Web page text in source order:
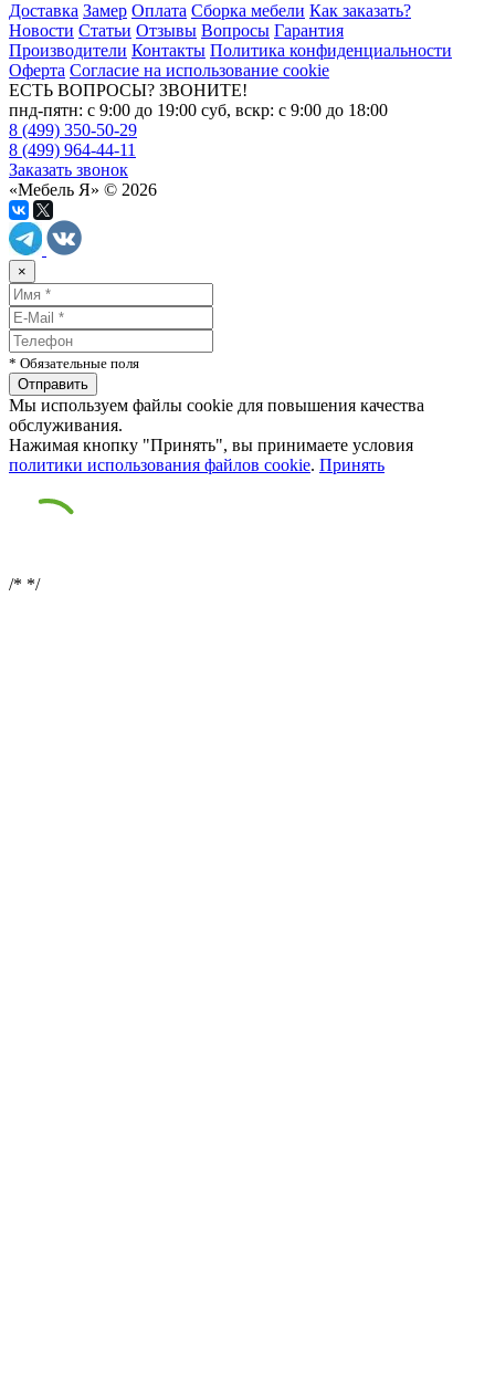
Доставка Замер Оплата Сборка мебели Как заказать?
Новости Статьи Отзывы Вопросы Гарантия
Производители Контакты Политика конфиденциальности
Оферта Согласие на использование cookie
ЕСТЬ ВОПРОСЫ? ЗВОНИТЕ!
пнд-пятн: с 9:00 до 19:00 суб, вскр: с 9:00 до 18:00
8 (499) 350-50-29
8 (499) 964-44-11
Заказать звонок
«Мебель Я» © 2026
×
* Обязательные поля
Мы используем файлы cookie для повышения качества
обслуживания.
Нажимая кнопку "Принять", вы принимаете условия
политики использования файлов cookie. Принять
/* */